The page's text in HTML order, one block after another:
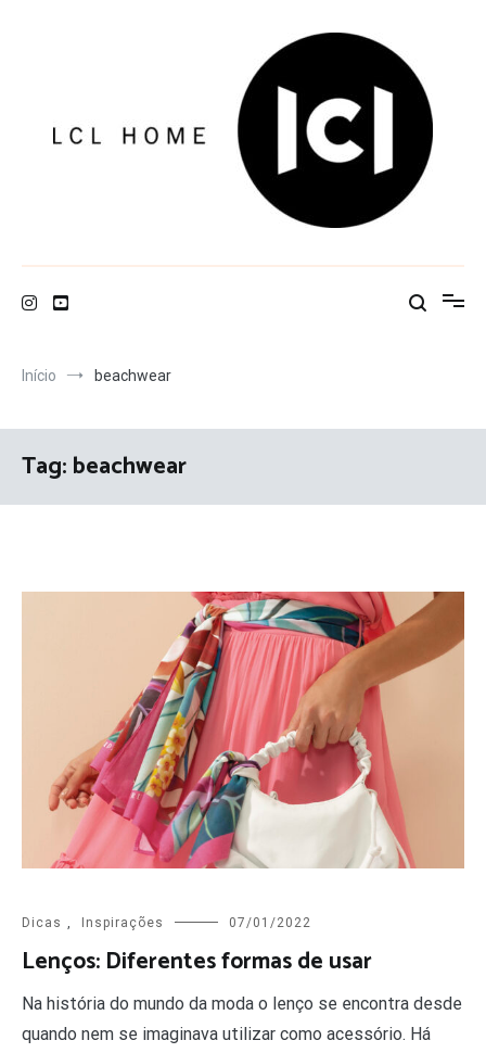
Início beachwear
Tag:beachwear
Dicas , Inspirações 07/01/2022
Lenços: Diferentes formas de usar
Na história do mundo da moda o lenço se encontra desde
quando nem se imaginava utilizar como acessório. Há